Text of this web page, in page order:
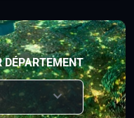
DÉPARTEMENT